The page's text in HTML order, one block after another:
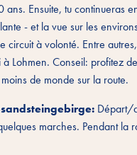
Ensuite, tu continueras
- et la vue sur les
circuit à volonté. Entre
Lohmen. Conseil: profitez
de monde sur la route.
Départ/
marches. Pendant